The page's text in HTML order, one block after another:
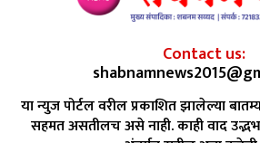
Contact us:
या न्युज पोर्टल वरील प्रकाशित झालेल्या
सहमत असतीलच असे नाही. काही वाद